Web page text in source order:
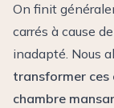
On finit
carrés à cause
inadapté. Nous
transformer ces
chambre